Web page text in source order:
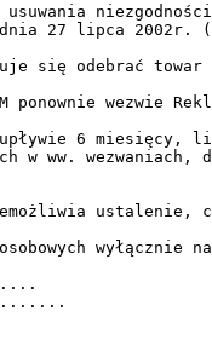
27 lipca 2002r.
się odebrać towar
wezwie
6 miesięcy,
w ww.
ustalenie,